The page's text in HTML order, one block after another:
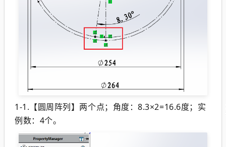
1-1.【圆周阵列】两个点；角度：8.3×2=16.6度；实
例数：4个。